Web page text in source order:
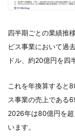
四半期ごとの業績推
ビス事業において過
ドル、約20億円を四
これを年換算すると
ス事業の売上である
2026年は80億円を
います。